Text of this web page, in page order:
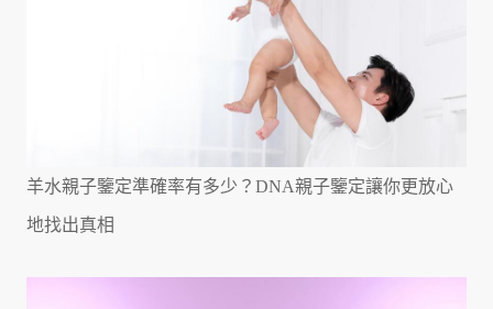
羊水親子鑒定準確率有多少？DNA親子鑒定讓你更放心
地找出真相